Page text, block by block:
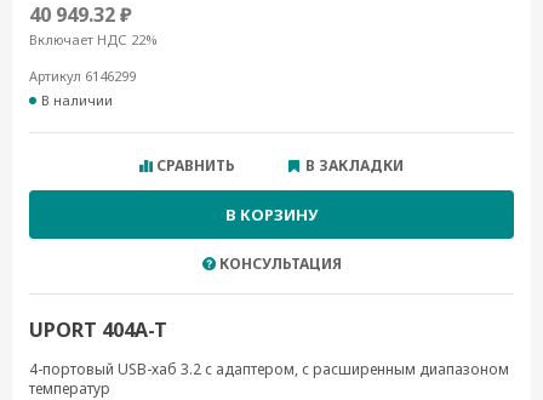
40 949.32 ₽
Включает НДС 22%
Артикул 6146299
В наличии
СРАВНИТЬ В ЗАКЛАДКИ
В КОРЗИНУ
КОНСУЛЬТАЦИЯ
UPORT 404A-T
4-портовый USB-хаб 3.2 с адаптером, с расширенным диапазоном
температур